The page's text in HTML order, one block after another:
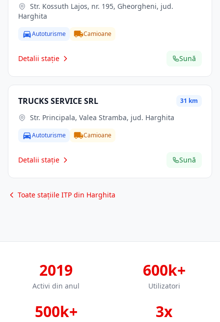
Harghita
Autoturisme Camioane
Detalii stație Sună
TRUCKS SERVICE SRL 31 km
Str. Principala, Valea Stramba, jud. Harghita
Autoturisme Camioane
Detalii stație Sună
Toate stațiile ITP din Harghita
2019
Activi din anul
600k+
Utilizatori
500k+ 3x